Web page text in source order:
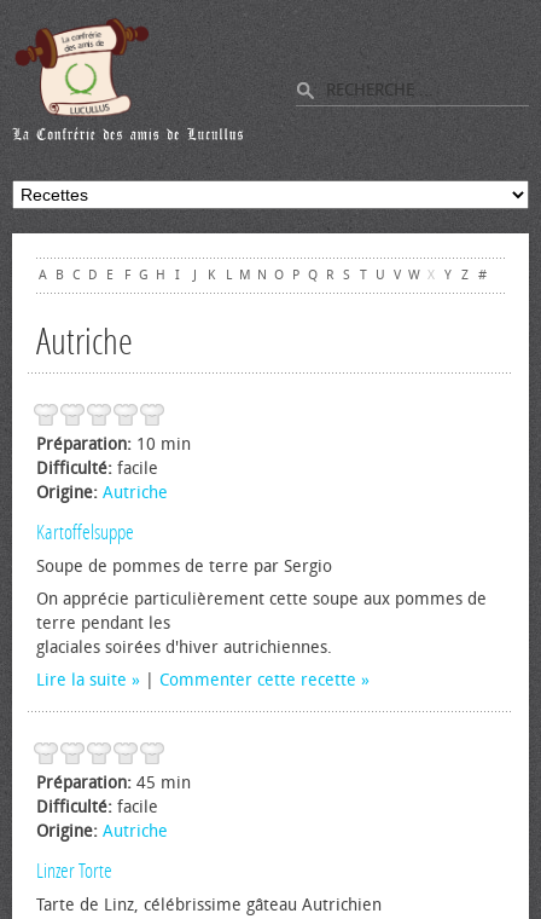
A B C D E F G H I J K L M N O P Q R S T U V W X Y Z #
Autriche
Préparation: 10 min
Difficulté: facile
Origine: Autriche
Kartoffelsuppe
Soupe de pommes de terre par Sergio
On apprécie particulièrement cette soupe aux pommes de
terre pendant les
glaciales soirées d'hiver autrichiennes.
Lire la suite
Commenter cette recette
Préparation: 45 min
Difficulté: facile
Origine: Autriche
Linzer Torte
Tarte de Linz, célébrissime gâteau Autrichien